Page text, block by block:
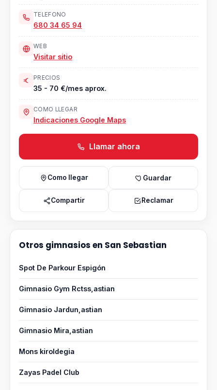
TELEFONO
680 34 65 94
WEB
Visitar sitio
PRECIOS
35 - 70 €/mes aprox.
COMO LLEGAR
Indicaciones Google Maps
Llamar ahora
Como llegar Guardar
Compartir Reclamar
Otros gimnasios en San Sebastian
Spot De Parkour Espigón
Gimnasio Gym Rctss,astian
Gimnasio Jardun,astian
Gimnasio Mira,astian
Mons kiroldegia
Zayas Padel Club